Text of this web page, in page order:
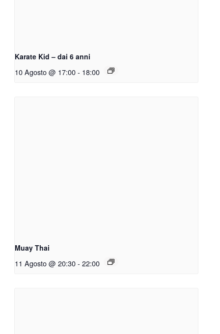
Karate Kid – dai 6 anni
10 Agosto @ 17:00 - 18:00
Muay Thai
11 Agosto @ 20:30 - 22:00